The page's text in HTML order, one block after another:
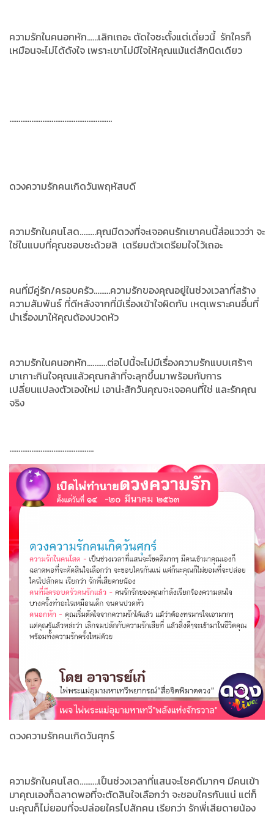
ความรักในคนอกหัก......เลิกเถอะ ตัดใจซะตั้งแต่เดี๋ยวนี้ รักใครก็
เหมือนจะไม่ได้ดังใจ เพราะเขาไม่มีใจให้คุณแม้แต่สักนิดเดียว
........................................................
ดวงความรักคนเกิดวันพฤหัสบดี
ความรักในคนโสด.........คุณมีดวงที่จะเจอคนรักเขาคนนี้ส่อแววว่า จะ
ใช่ในแบบที่คุณชอบชะด้วยสิ เตรียมตัวเตรียมใจไว้เถอะ
คนที่มีคู่รัก/ครอบครัว.........ความรักของคุณอยู่ในช่วงเวลาที่สร้าง
ความสัมพันธ์ ที่ดีหลังจากที่มีเรื่องเข้าใจผิดกัน เหตุเพราะคนอื่นที่
นำเรื่องมาให้คุณต้องปวดหัว
ความรักในคนอกหัก...........ต่อไปนี้จะไม่มีเรื่องความรักแบบเศร้าๆ
มาเกาะกินใจคุณแล้วคุณกล้าที่จะลุกขึ้นมาพร้อมกับการ
เปลี่ยนแปลงตัวเองใหม่ เอาน่ะสักวันคุณจะเจอคนที่ใช่ และรักคุณ
จริง
..............................................
ดวงความรักคนเกิดวันศุกร์
ความรักในคนโสด..........เป็นช่วงเวลาที่แสนจะโชคดีมากๆ มีคนเข้า
มาคุณเองก็ฉลาดพอที่จะตัดสินใจเลือกว่า จะชอบใครกันแน่ แต่ก็
นะคุณก็ไม่ยอมที่จะปล่อยใครไปสักคน เรียกว่า รักพี่เสียดายน้อง